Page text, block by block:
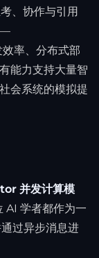
、协作与引用
率、分布式部
能力支持大量智
会系统的模拟提
并发计算模
学者都作为一
过异步消息进